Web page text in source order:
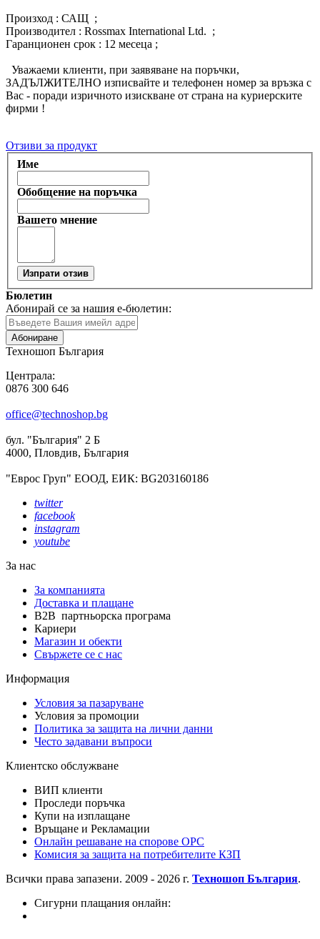
Произход : САЩ ;
Производител : Rossmax International Ltd. ;
Гаранционен срок : 12 месеца ;
Уважаеми клиенти, при заявяване на поръчки,
ЗАДЪЛЖИТЕЛНО изписвайте и телефонен номер за връзка с
Вас - поради изричното изискване от страна на куриерските
фирми !
Отзиви за продукт
Име
Обобщение на поръчка
Вашето мнение
Изпрати отзив
Бюлетин
Абонирай се за нашия е-бюлетин:
Абониране
Техношоп България
Централа:
0876 300 646
office@technoshop.bg
бул. "България" 2 Б
4000, Пловдив, България
"Еврос Груп" ЕООД, ЕИК: BG203160186
twitter
facebook
instagram
youtube
За нас
За компанията
Доставка и плащане
B2B партньорска програма
Кариери
Магазин и обекти
Свържете се с нас
Информация
Условия за пазаруване
Условия за промоции
Политика за защита на лични данни
Често задавани въпроси
Клиентско обслужване
ВИП клиенти
Проследи поръчка
Купи на изплащане
Връщане и Рекламации
Онлайн решаване на спорове OPC
Комисия за защита на потребителите КЗП
Всички права запазени. 2009 - 2026 г. Техношоп България.
Сигурни плащания онлайн: